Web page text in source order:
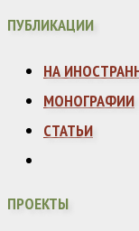
ПУБЛИКАЦИИ
НА
МОНОГРАФИИ
СТАТЬИ
ПРОЕКТЫ